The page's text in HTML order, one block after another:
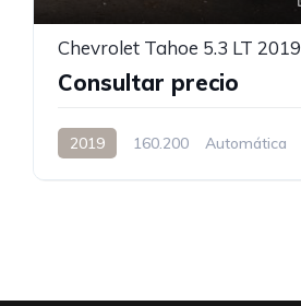
Chevrolet Tahoe 5.3 LT 2019
Consultar precio
2019 160.200 Automática